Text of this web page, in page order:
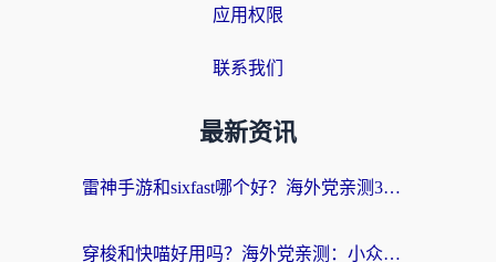
应用权限
联系我们
最新资讯
雷神手游和sixfast哪个好？海外党亲测3款回国加速器，教你选对不踩坑
穿梭和快喵好用吗？海外党亲测：小众加速器对比+番茄加速器深度体验